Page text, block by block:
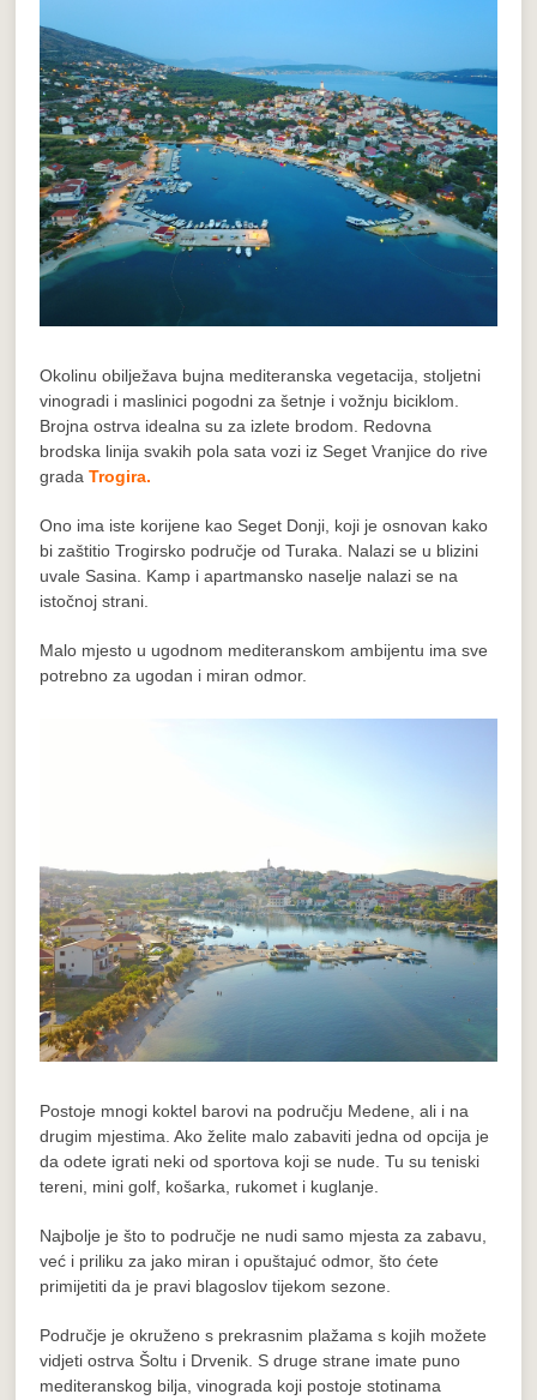
Okolinu obilježava bujna mediteranska vegetacija, stoljetni
vinogradi i maslinici pogodni za šetnje i vožnju biciklom.
Brojna ostrva idealna su za izlete brodom. Redovna
brodska linija svakih pola sata vozi iz Seget Vranjice do rive
gradaTrogira.
Ono ima iste korijene kao Seget Donji, koji je osnovan kako
bi zaštitio Trogirsko područje od Turaka. Nalazi se u blizini
uvale Sasina. Kamp i apartmansko naselje nalazi se na
istočnoj strani.
Malo mjesto u ugodnom mediteranskom ambijentu ima sve
potrebno za ugodan i miran odmor.
Postoje mnogi koktel barovi na području Medene, ali i na
drugim mjestima. Ako želite malo zabaviti jedna od opcija je
da odete igrati neki od sportova koji se nude. Tu su teniski
tereni, mini golf, košarka, rukomet i kuglanje.
Najbolje je što to područje ne nudi samo mjesta za zabavu,
već i priliku za jako miran i opuštajuć odmor, što ćete
primijetiti da je pravi blagoslov tijekom sezone.
Područje je okruženo s prekrasnim plažama s kojih možete
vidjeti ostrva Šoltu i Drvenik. S druge strane imate puno
mediteranskog bilja, vinograda koji postoje stotinama